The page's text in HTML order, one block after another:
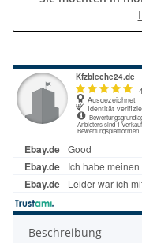
Beschreibung